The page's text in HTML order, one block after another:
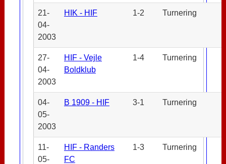
21-
04-
2003
HIK - HIF 1-2 Turnering
27-
04-
2003
HIF - Vejle
Boldklub
1-4 Turnering
04-
05-
2003
B 1909 - HIF 3-1 Turnering
11-
05-
HIF - Randers
FC
1-3 Turnering